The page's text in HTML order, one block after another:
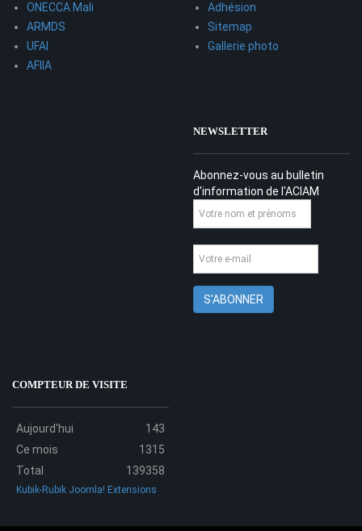
ONECCA Mali
ARMDS
UFAI
AFIIA
Adhésion
Sitemap
Gallerie photo
NEWSLETTER
Abonnez-vous au bulletin
d'information de l'ACIAM
COMPTEUR DE VISITE
Aujourd'hui
143
Ce mois
1315
Total
139358
Kubik-Rubik Joomla! Extensions